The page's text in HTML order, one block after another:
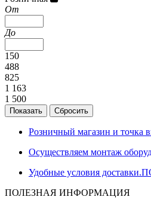
От
До
150
488
825
1 163
1 500
Розничный магазин и точка
Осуществляем монтаж
Удобные условия
ПОЛЕЗНАЯ ИНФОРМАЦИЯ